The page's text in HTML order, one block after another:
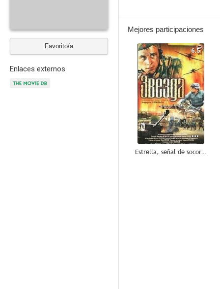
Favorito/a
Enlaces externos
Mejores participaciones
6.5
Estrella, señal de socorro